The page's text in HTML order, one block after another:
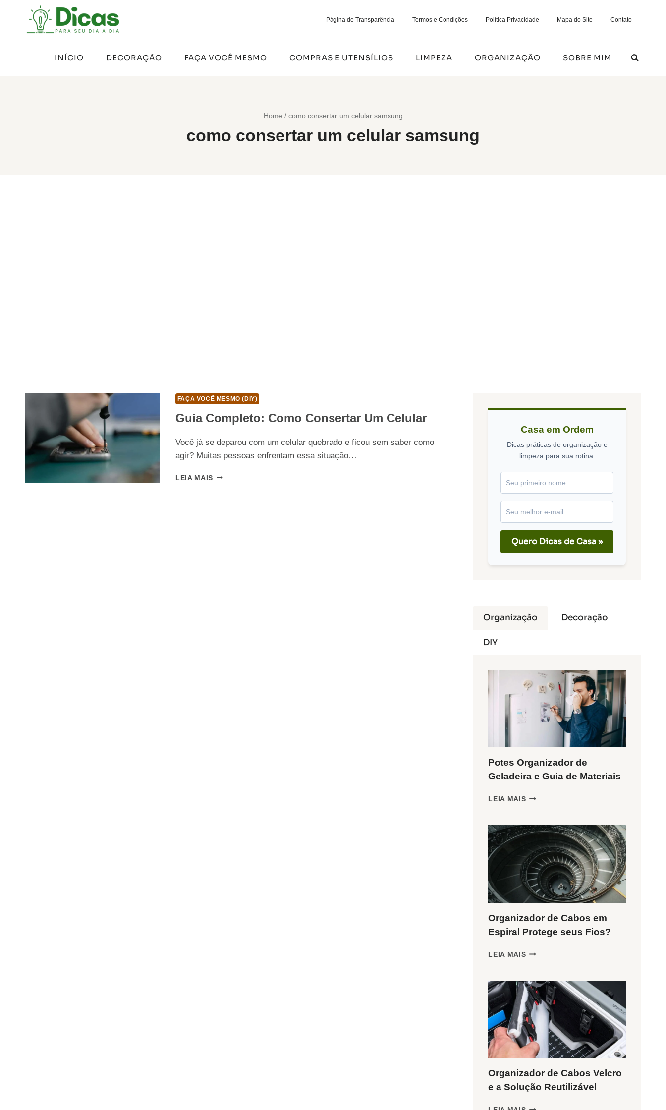
Página de Transparência Termos e Condições Política Privacidade Mapa do Site Contato
INÍCIO DECORAÇÃO FAÇA VOCÊ MESMO COMPRAS E UTENSÍLIOS LIMPEZA ORGANIZAÇÃO SOBRE MIM
Home / como consertar um celular samsung
como consertar um celular samsung
FAÇA VOCÊ MESMO (DIY)
Guia Completo: Como Consertar Um Celular
Você já se deparou com um celular quebrado e ficou sem saber como
agir? Muitas pessoas enfrentam essa situação…
LEIA MAIS GUIA
Casa em Ordem
Dicas práticas de organização e
limpeza para sua rotina.
Quero Dicas de Casa »
Organização Decoração
DIY
Potes Organizador de
Geladeira e Guia de Materiais
LEIA MAIS POTES
GELADEIRA
GUIA
DE
MATERIAIS
Organizador de Cabos em
Espiral Protege seus Fios?
LEIA MAIS ORGANIZADOR
EM
ESPIRAL
PROTEGE
SEUS
FIOS?
Organizador de Cabos Velcro
e a Solução Reutilizável
ORGANIZADOR